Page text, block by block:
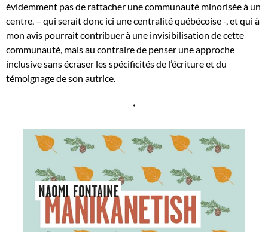
évidemment pas de rattacher une communauté minorisée à un
centre, – qui serait donc ici une centralité québécoise -, et qui à
mon avis pourrait contribuer à une invisibilisation de cette
communauté, mais au contraire de penser une approche
inclusive sans écraser les spécificités de l’écriture et du
témoignage de son autrice.
*